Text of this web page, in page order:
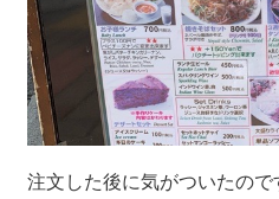
注文した後に気がついたの